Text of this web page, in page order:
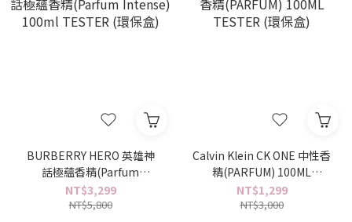
BURBERRY HERO 英雄神
話極蘊香精(Parfum
Intense) 100ml TESTER
(環保盒)
NT$3,299
NT$5,800
Calvin Klein CK ONE 中性香
精(PARFUM) 100ML
TESTER (環保盒)
NT$1,299
NT$3,000